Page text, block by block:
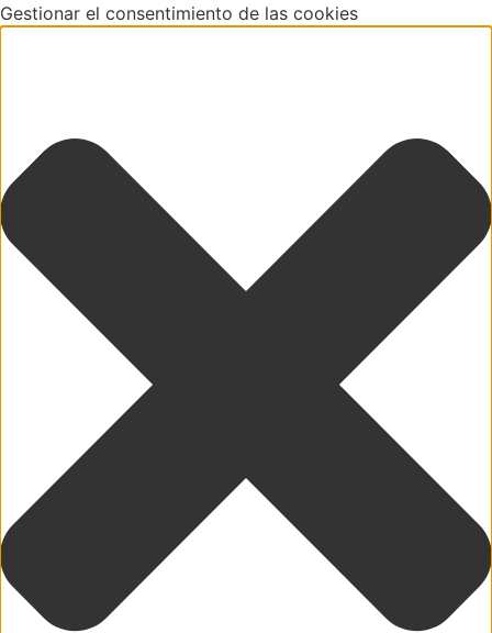
Gestionar el consentimiento de las cookies